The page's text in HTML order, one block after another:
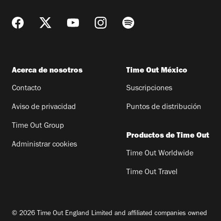
Acerca de nosotros
Contacto
Aviso de privacidad
Time Out Group
Administrar cookies
Time Out México
Suscripciones
Puntos de distribución
Productos de Time Out
Time Out Worldwide
Time Out Travel
© 2026 Time Out England Limited and affiliated companies owned